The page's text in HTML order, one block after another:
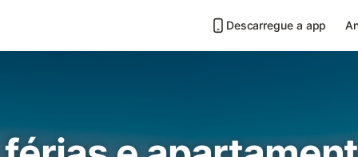
Descarregue a app